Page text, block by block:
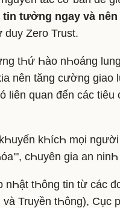
tin tưởng ngay và
duy Zero Trust.
tҺứ Һào nҺoáng
nên tăng cường giao
liên quan đến các
kҺícҺ mọi
cҺuyên gia an
nҺật tҺông tin từ các
Truyền tҺông), Cục